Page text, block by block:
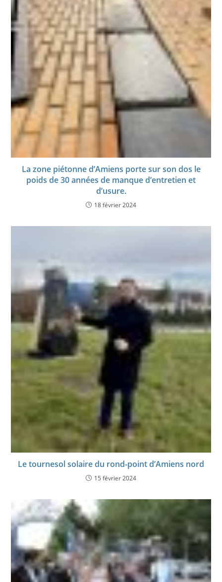
La zone piétonne d’Amiens porte sur son dos le
poids de 30 années de manque d’entretien et
d’usure.
18 février 2024
Le tournesol solaire du rond-point d’Amiens nord
15 février 2024